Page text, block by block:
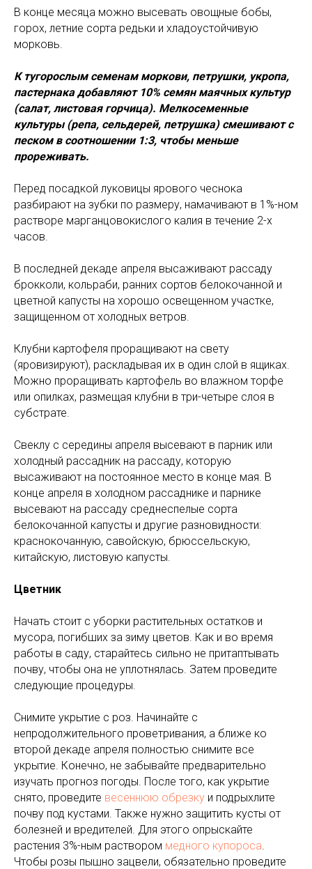
В конце месяца можно высевать овощные бобы,
горох, летние сорта редьки и хладоустойчивую
морковь.
К тугорослым семенам моркови, петрушки, укропа,
пастернака добавляют 10% семян маячных культур
(салат, листовая горчица). Мелкосеменные
культуры (репа, сельдерей, петрушка) смешивают с
песком в соотношении 1:3, чтобы меньше
прореживать.
Перед посадкой луковицы ярового чеснока
разбирают на зубки по размеру, намачивают в 1%-ном
растворе марганцовокислого калия в течение 2-х
часов.
В последней декаде апреля высаживают рассаду
брокколи, кольраби, ранних сортов белокочанной и
цветной капусты на хорошо освещенном участке,
защищенном от холодных ветров.
Клубни картофеля проращивают на свету
(яровизируют), раскладывая их в один слой в ящиках.
Можно проращивать картофель во влажном торфе
или опилках, размещая клубни в три-четыре слоя в
субстрате.
Свеклу с середины апреля высевают в парник или
холодный рассадник на рассаду, которую
высаживают на постоянное место в конце мая. В
конце апреля в холодном рассаднике и парнике
высевают на рассаду среднеспелые сорта
белокочанной капусты и другие разновидности:
краснокочанную, савойскую, брюссельскую,
китайскую, листовую капусты.
Цветник
Начать стоит с уборки растительных остатков и
мусора, погибших за зиму цветов. Как и во время
работы в саду, старайтесь сильно не притаптывать
почву, чтобы она не уплотнялась. Затем проведите
следующие процедуры.
Снимите укрытие с роз. Начинайте с
непродолжительного проветривания, а ближе ко
второй декаде апреля полностью снимите все
укрытие. Конечно, не забывайте предварительно
изучать прогноз погоды. После того, как укрытие
снято, проведите весеннюю обрезку и подрыхлите
почву под кустами. Также нужно защитить кусты от
болезней и вредителей. Для этого опрыскайте
растения 3%-ным раствором медного купороса.
Чтобы розы пышно зацвели, обязательно проведите